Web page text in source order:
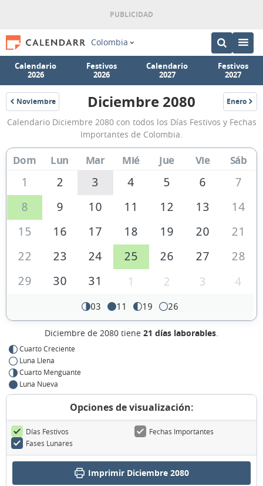
Colombia
Calendario
2026
Festivos
2026
Calendario
2027
Festivos
2027
Noviembre
2080
Calendario
Diciembre
2080
Colombia
Diciembre 2080 Enero
2081
Calendario Diciembre 2080 con todos los Días Festivos y Fechas
Importantes de Colombia.
Dom Lun Mar Mié Jue Vie Sáb
1 2 3 4 5 6
7
8
9 10 11 12 13
14
15
16 17 18 19 20
21
22
23 24 25 26 27
28
29
30 31 1 2 3 4
03 11 19 26
Diciembre de 2080 tiene 21 días laborables.
Cuarto Creciente
Luna Llena
Cuarto Menguante
Luna Nueva
Opciones de visualización:
Días Festivos
Fechas Importantes
Fases Lunares
Imprimir Diciembre 2080